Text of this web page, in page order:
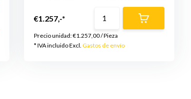
€1.257,-*
Precio unidad:€1.257,00/Pieza
* IVA incluido Excl.Gastos de envío